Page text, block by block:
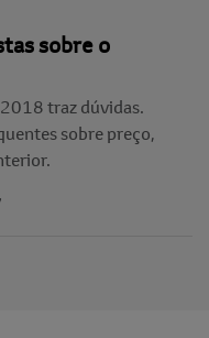
sobre o
traz dúvidas.
sobre preço,